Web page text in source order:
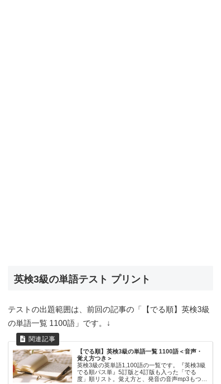
英検3級の単語テスト プリント
テストの出題範囲は、前回の記事の「【でる順】英検3級
の単語一覧 1100語」です。↓
【でる順】英検3級の単語一覧 1100語＜音声・
覚え方つき＞
英検3級の英単語1,100語の一覧です。『英検3級
でる順パス単』5訂版と4訂版も入った「でる
度」順リスト。覚え方と、発音の音声mp3もつい